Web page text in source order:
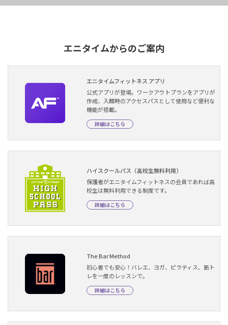
エニタイムからのご案内
エニタイムフィットネス アプリ
公式アプリが登場。ワークアウトプランをアプリが
作成、入館時のアクセスパスとして使用など便利な
機能が搭載。
詳細はこちら
ハイスクールパス（高校生無料利用）
保護者がエニタイムフィットネスの会員であれば高
校生は無料利用できる制度です。
詳細はこちら
The Bar Method
初心者でも安心！バレエ、ヨガ、ピラティス、筋ト
レを一度のレッスンで。
詳細はこちら